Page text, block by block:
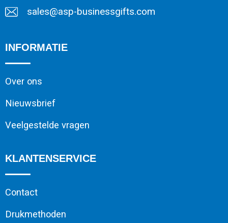
sales@asp-businessgifts.com
INFORMATIE
Over ons
Nieuwsbrief
Veelgestelde vragen
KLANTENSERVICE
Contact
Drukmethoden